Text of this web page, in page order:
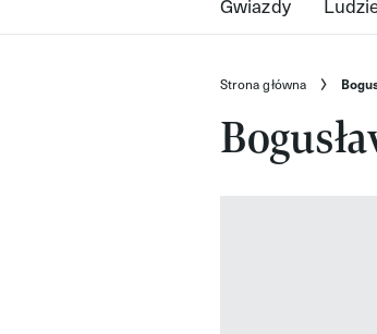
Strona główna